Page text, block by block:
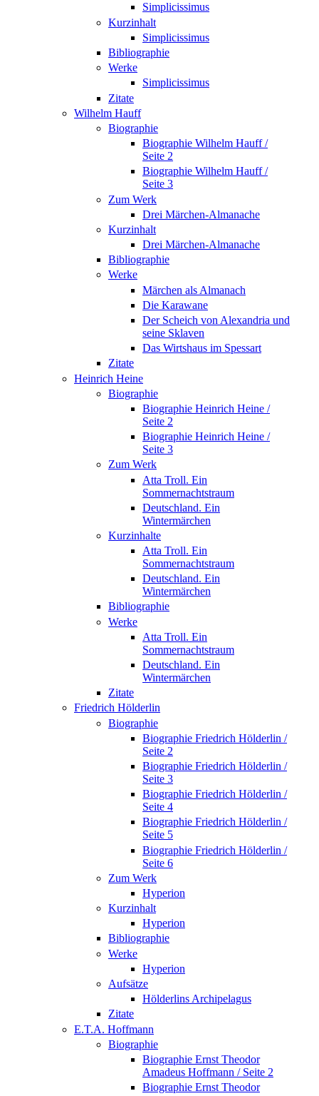
Simplicissimus
Kurzinhalt
Simplicissimus
Bibliographie
Werke
Simplicissimus
Zitate
Wilhelm Hauff
Biographie
Biographie Wilhelm Hauff /
Seite 2
Biographie Wilhelm Hauff /
Seite 3
Zum Werk
Drei Märchen-Almanache
Kurzinhalt
Drei Märchen-Almanache
Bibliographie
Werke
Märchen als Almanach
Die Karawane
Der Scheich von Alexandria und
seine Sklaven
Das Wirtshaus im Spessart
Zitate
Heinrich Heine
Biographie
Biographie Heinrich Heine /
Seite 2
Biographie Heinrich Heine /
Seite 3
Zum Werk
Atta Troll. Ein
Sommernachtstraum
Deutschland. Ein
Wintermärchen
Kurzinhalte
Atta Troll. Ein
Sommernachtstraum
Deutschland. Ein
Wintermärchen
Bibliographie
Werke
Atta Troll. Ein
Sommernachtstraum
Deutschland. Ein
Wintermärchen
Zitate
Friedrich Hölderlin
Biographie
Biographie Friedrich Hölderlin /
Seite 2
Biographie Friedrich Hölderlin /
Seite 3
Biographie Friedrich Hölderlin /
Seite 4
Biographie Friedrich Hölderlin /
Seite 5
Biographie Friedrich Hölderlin /
Seite 6
Zum Werk
Hyperion
Kurzinhalt
Hyperion
Bibliographie
Werke
Hyperion
Aufsätze
Hölderlins Archipelagus
Zitate
E.T.A. Hoffmann
Biographie
Biographie Ernst Theodor
Amadeus Hoffmann / Seite 2
Biographie Ernst Theodor